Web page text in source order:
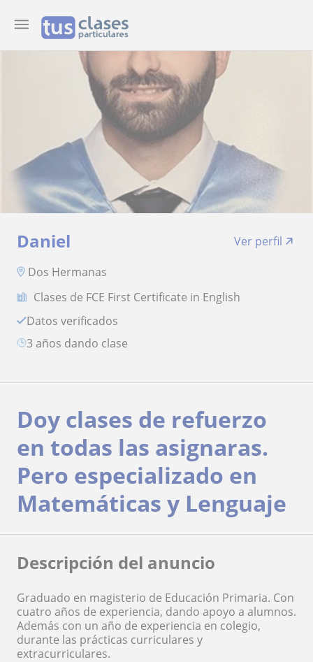
Daniel
Ver perfil
Dos Hermanas
Clases de FCE First Certificate in English
Datos verificados
3 años dando clase
Doy clases de refuerzo
en todas las asignaras.
Pero especializado en
Matemáticas y Lenguaje
Descripción del anuncio
Graduado en magisterio de Educación Primaria. Con
cuatro años de experiencia, dando apoyo a alumnos.
Además con un año de experiencia en colegio,
durante las prácticas curriculares y
extracurriculares.